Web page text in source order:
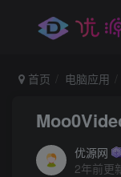
首页 电脑应用
优源网
2年前更